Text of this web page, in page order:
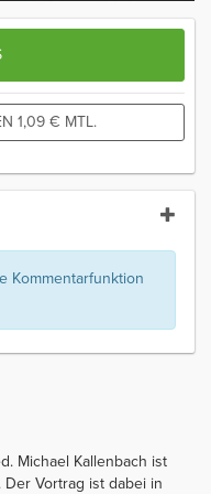
1,09 € MTL.
Kommentarfunktion
Michael Kallenbach ist
Der Vortrag ist dabei in